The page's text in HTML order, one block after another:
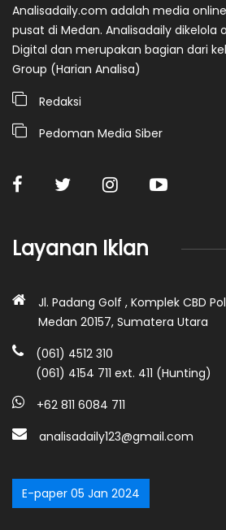
Analisadaily.com adalah media
pusat di Medan. Analisadaily dikelola
Digital dan merupakan bagian dari
Group (Harian Analisa)
Redaksi
Pedoman Media Siber
Layanan Iklan
Jl. Padang Golf , Komplek CBD
Medan 20157, Sumatera Utara
(061) 4512 310
(061) 4154 711 ext. 411 (Hunting)
+62 811 6084 711
analisadaily123@gmail.com
E-paper 05 Jan 2024